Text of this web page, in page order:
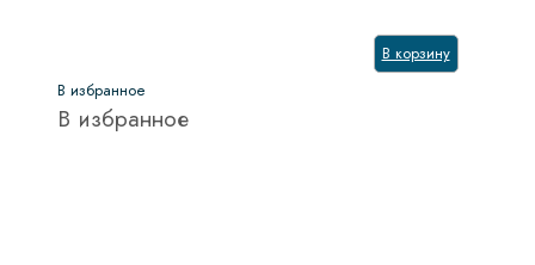
В корзину
В избранное
В избранное